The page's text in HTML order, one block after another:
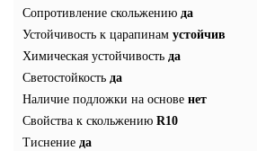
Сопротивление скольжению да
Устойчивость к царапинам устойчив
Химическая устойчивость да
Светостойкость да
Наличие подложки на основе нет
Свойства к скольжению R10
Тиснение да